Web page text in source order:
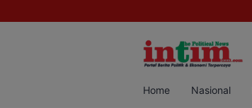
Sabu di Pangkalan Bun, Dua Pelaku Diamankan
Home Nasional